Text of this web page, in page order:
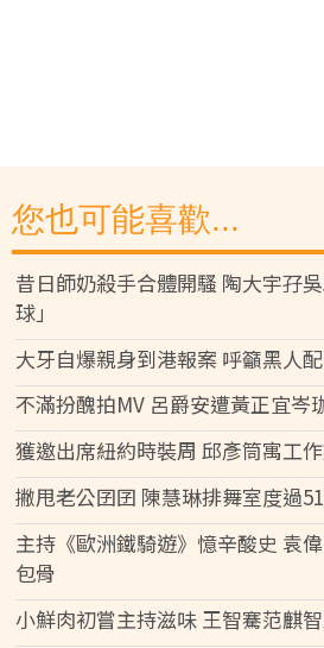
您也可能喜歡...
昔日師奶殺手合體開騷 陶大宇孖
球」
大牙自爆親身到港報案 呼籲黑人
不滿扮醜拍MV 呂爵安遭黃正宜岑
獲邀出席紐約時裝周 邱彥筒寓工
撇甩老公囝囝 陳慧琳排舞室度過
主持《歐洲鐵騎遊》憶辛酸史 袁
包骨
小鮮肉初嘗主持滋味 王智騫范麒